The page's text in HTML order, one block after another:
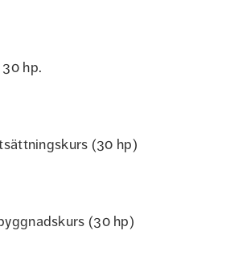
hp.
(30 hp)
(30 hp)